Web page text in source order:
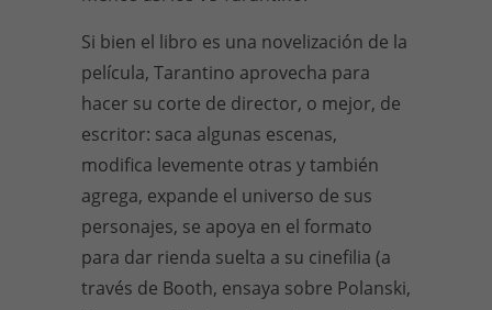
Si bien el libro es una novelización de la
película, Tarantino aprovecha para
hacer su corte de director, o mejor, de
escritor: saca algunas escenas,
modifica levemente otras y también
agrega, expande el universo de sus
personajes, se apoya en el formato
para dar rienda suelta a su cinefilia (a
través de Booth, ensaya sobre Polanski,